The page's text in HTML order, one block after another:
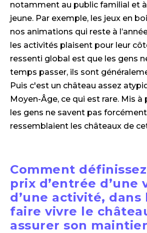
notamment au public familial et
jeune. Par exemple, les jeux en
nos animations qui reste à
les activités plaisent pour leur
ressenti global est que les gens
temps passer, ils sont
Puis c'est un château assez
Moyen-Âge, ce qui est rare. Mis à
les gens ne savent pas
ressemblaient les châteaux de
Comment
prix d’entrée d’une
d’une activité,
faire vivre le
assurer son